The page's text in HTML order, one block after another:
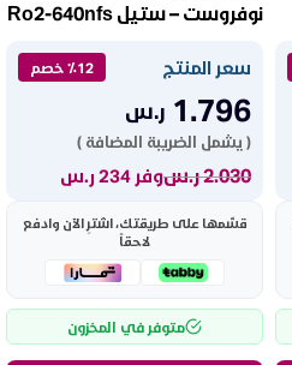
نوفروست – ستيل Ro2-640nfs
سعر المنتج ٪12 خصم
1.796 ر.س
( يشمل الضريبة المضافة )
2.030ر.سوفر 234 ر.س
قسّمها على طريقتك، اشترِ الآن وادفع
لاحقاً
متوفر في المخزون